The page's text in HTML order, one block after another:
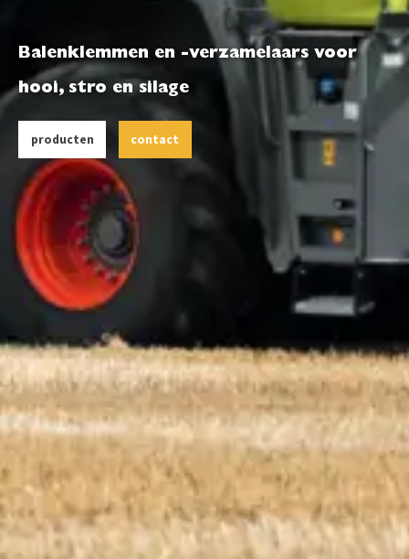
Balenklemmen en -verzamelaars voor
hooi, stro en silage
producten contact